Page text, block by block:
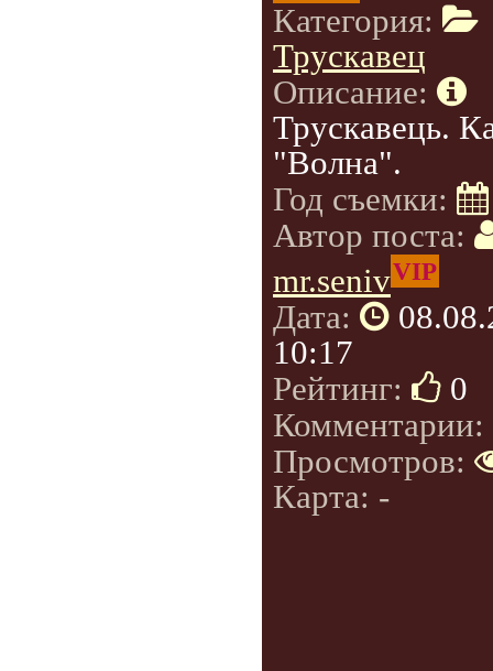
Категория:
Трускавец
Описание:
Трускавець.
"Волна".
Год съемки:
Автор поста:
mr.senivVIP
Дата:
10:17
Рейтинг:
0
Комментарии:
Просмотров:
Карта: -